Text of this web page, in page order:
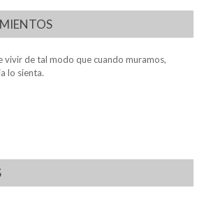
vivir de tal modo que cuando muramos,
lo sienta.